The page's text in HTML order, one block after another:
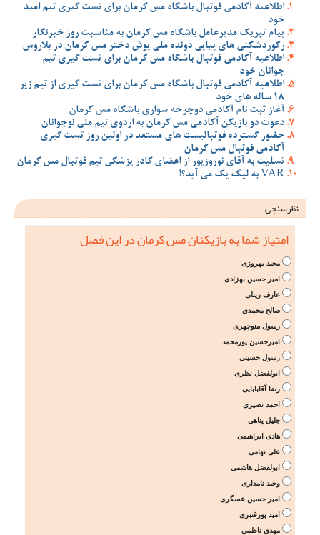
اطلاعیه آکادمی فوتبال باشگاه مس کرمان برای تست گیری تیم امید
خود
پیام تبریک مدیرعامل باشگاه مس کرمان به مناسبت روز خبرنگار
رکوردشکنی های پیاپی دونده ملی پوش دختر مس کرمان در بلاروس
اطلاعیه آکادمی فوتبال باشگاه مس کرمان برای تست گیری تیم
جوانان خود
اطلاعیه آکادمی فوتبال باشگاه مس کرمان برای تست گیری از تیم زیر
18 ساله های خود
آغاز ثبت نام آکادمی دوچرخه سواری باشگاه مس کرمان
دعوت دو بازیکن آکادمی مس کرمان به اردوی تیم ملی نوجوانان
حضور گسترده فوتبالیست های مستعد در اولین روز تست گیری
آکادمی فوتبال مس کرمان
تسلیت به آقای نوروزپور از اعضای کادر پزشکی تیم فوتبال مس کرمان
VAR به لیگ یک می آید؟!
نظرسنجی
امتیاز شما به بازیکنان مس کرمان در این فصل
مجید بهروزی
امیر حسین بهزادی
عارف زینلی
صالح محمدی
رسول منوچهری
امیرحسین پورمحمد
رسول حسینی
ابولفضل نظری
رضا آقابابایی
احمد نصیری
جلیل پناهی
هادی ابراهیمی
علی تهامی
ابولفضل هاشمی
وحید نامداری
امیر حسین عسگری
امید پورقنبری
مهدی ناظمی